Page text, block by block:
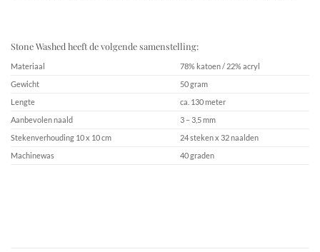
Stone Washed heeft de volgende samenstelling:
Materiaal
78% katoen / 22% acryl
Gewicht
50 gram
Lengte
ca. 130 meter
Aanbevolen naald
3 – 3,5 mm
Stekenverhouding 10 x 10 cm
24 steken x 32 naalden
Machinewas
40 graden